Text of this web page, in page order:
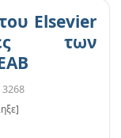
Elsevier
των
3268